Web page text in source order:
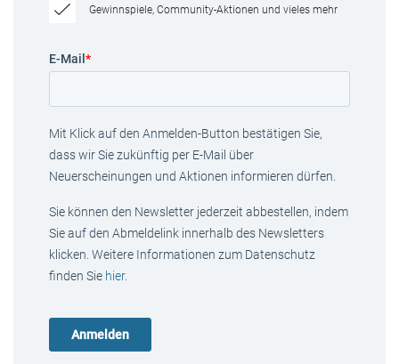
Gewinnspiele, Community-Aktionen und vieles mehr
E-Mail *
Mit Klick auf den Anmelden-Button bestätigen Sie,
dass wir Sie zukünftig per E-Mail über
Neuerscheinungen und Aktionen informieren dürfen.
Sie können den Newsletter jederzeit abbestellen, indem
Sie auf den Abmeldelink innerhalb des Newsletters
klicken. Weitere Informationen zum Datenschutz
finden Sie hier.